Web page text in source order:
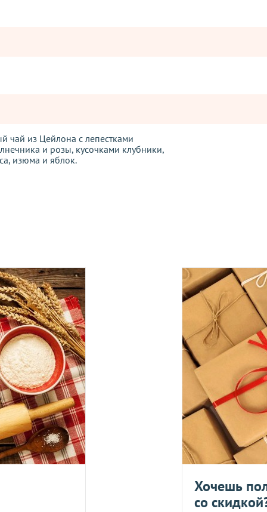
чай из Цейлона с лепестками
и розы, кусочками клубники,
изюма и яблок.
в руки
оплаты.
один раз в неделю -
Оплата должна поступить
с категории "ОПТ
", отправляются за счет клиента!
оператора и не распространяется на
скидок.
статус доставки Вашего заказа логистическим
в течение 14 дней. Пищевые продукты, пригодные к
Хочешь
со